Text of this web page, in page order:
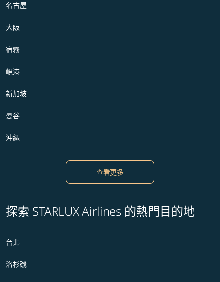
名古屋
大阪
宿霧
峴港
新加坡
曼谷
沖繩
查看更多
探索 STARLUX Airlines 的熱門目的地
台北
洛杉磯